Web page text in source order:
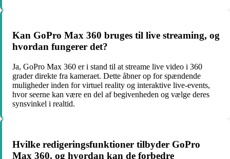
Kan GoPro Max 360 bruges til live streaming, og
hvordan fungerer det?
Ja, GoPro Max 360 er i stand til at streame live video i 360
grader direkte fra kameraet. Dette åbner op for spændende
muligheder inden for virtuel reality og interaktive live-events,
hvor seerne kan være en del af begivenheden og vælge deres
synsvinkel i realtid.
Hvilke redigeringsfunktioner tilbyder GoPro
Max 360, og hvordan kan de forbedre